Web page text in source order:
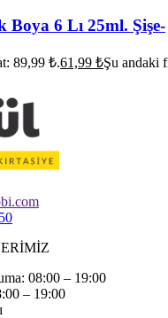
6 Lı 25ml. Şişe-
89,99 ₺.61,99 ₺Şu andaki
08:00 – 19:00
– 19:00